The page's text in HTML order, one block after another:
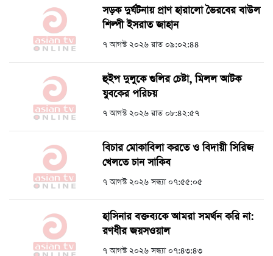
সড়ক দুর্ঘটনায় প্রাণ হারালো ভৈরবের বাউল
শিল্পী ইসরাত জাহান
৭ আগস্ট ২০২৬ রাত ০৯:০২:৪৪
হুইপ দুলুকে গুলির চেষ্টা, ‍মিলল আটক
যুবকের পরিচয়
৭ আগস্ট ২০২৬ রাত ০৮:৪২:৫৭
বিচার মোকাবিলা করতে ও বিদায়ী সিরিজ
খেলতে চান সাকিব
৭ আগস্ট ২০২৬ সন্ধ্যা ০৭:৫৫:০৫
হাসিনার বক্তব্যকে আমরা সমর্থন করি না:
রণধীর জয়সওয়াল
৭ আগস্ট ২০২৬ সন্ধ্যা ০৭:৪৩:৪৩